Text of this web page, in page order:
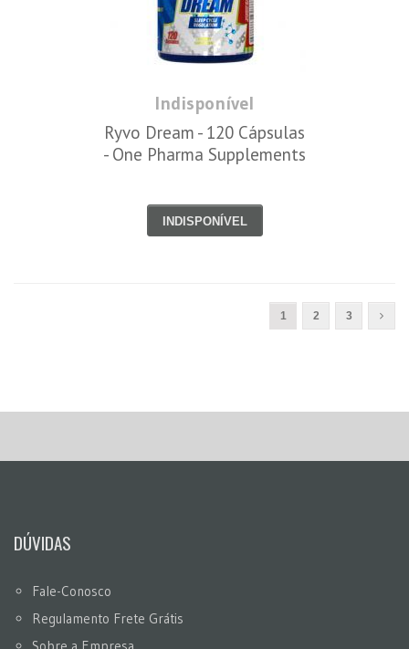
Indisponível
Ryvo Dream - 120 Cápsulas
- One Pharma Supplements
INDISPONÍVEL
1 2 3
DÚVIDAS
Fale-Conosco
Regulamento Frete Grátis